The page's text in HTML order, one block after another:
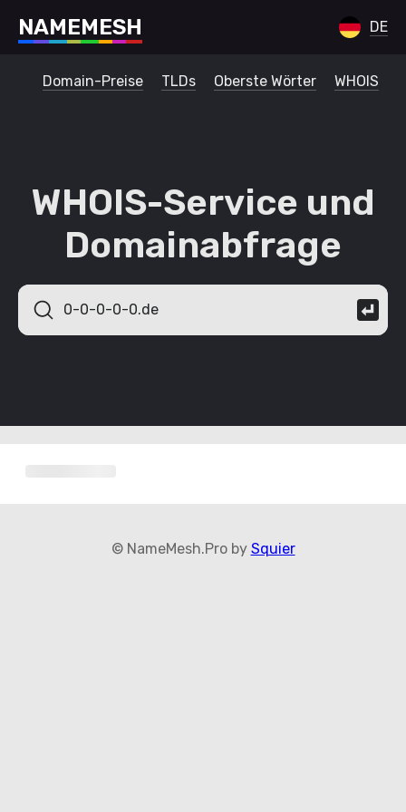
NAMEMESH DE
Domain-Preise TLDs Oberste Wörter WHOIS
WHOIS-Service und
Domainabfrage
© NameMesh.Pro by Squier